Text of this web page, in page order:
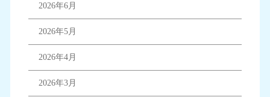
2026年6月
2026年5月
2026年4月
2026年3月